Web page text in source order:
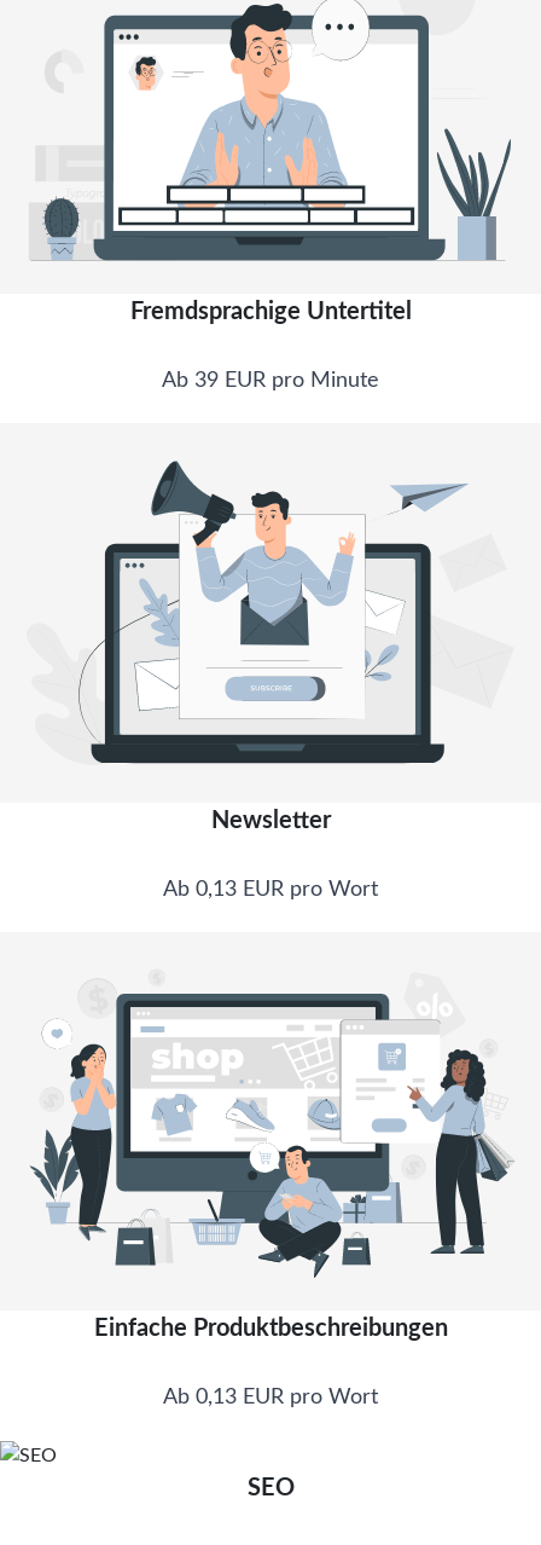
Fremdsprachige Untertitel
Ab 39 EUR pro Minute
Newsletter
Ab 0,13 EUR pro Wort
Einfache Produktbeschreibungen
Ab 0,13 EUR pro Wort
SEO